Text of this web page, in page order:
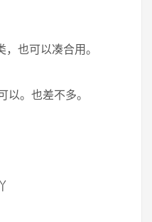
也可以凑合用。
以。也差不多。